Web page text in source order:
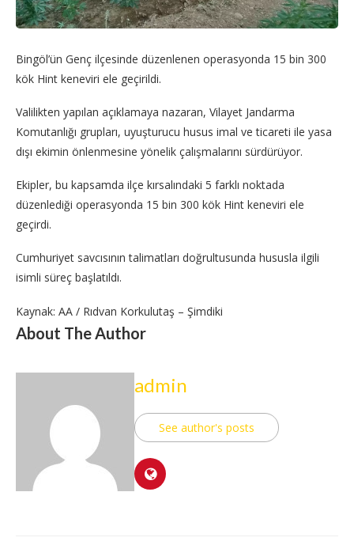
Bingöl’ün Genç ilçesinde düzenlenen operasyonda 15 bin 300
kök Hint keneviri ele geçirildi.
Valilikten yapılan açıklamaya nazaran, Vilayet Jandarma
Komutanlığı grupları, uyuşturucu husus imal ve ticareti ile yasa
dışı ekimin önlenmesine yönelik çalışmalarını sürdürüyor.
Ekipler, bu kapsamda ilçe kırsalındaki 5 farklı noktada
düzenlediği operasyonda 15 bin 300 kök Hint keneviri ele
geçirdi.
Cumhuriyet savcısının talimatları doğrultusunda hususla ilgili
isimli süreç başlatıldı.
Kaynak: AA / Rıdvan Korkulutaş – Şimdiki
About The Author
admin
See author's posts